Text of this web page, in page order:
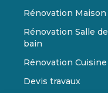
Rénovation Maison
Rénovation Salle de
bain
Rénovation Cuisine
Devis travaux